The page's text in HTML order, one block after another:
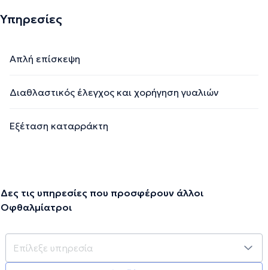
Υπηρεσίες
Απλή επίσκεψη
Διαθλαστικός έλεγχος και χορήγηση γυαλιών
Εξέταση καταρράκτη
Δες τις υπηρεσίες που προσφέρουν άλλοι
Οφθαλμίατροι